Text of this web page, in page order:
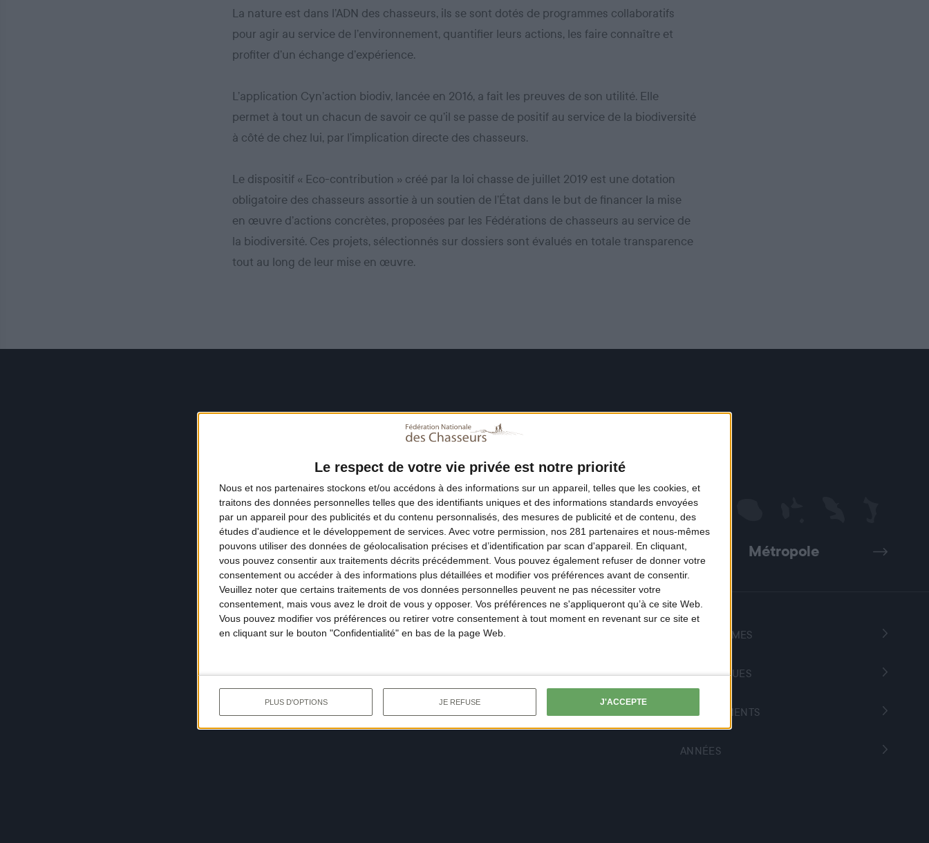
Le respect de votre vie privée est notre priorité
Nous et nos partenaires stockons et/ou accédons à des informations sur un appareil, telles que les cookies, et
traitons des données personnelles telles que des identifiants uniques et des informations standards envoyées
par un appareil pour des publicités et du contenu personnalisés, des mesures de publicité et de contenu, des
études d'audience et le développement de services. Avec votre permission, nos 281 partenaires et nous-mêmes
pouvons utiliser des données de géolocalisation précises et d’identification par scan d'appareil. En cliquant,
vous pouvez consentir aux traitements décrits précédemment. Vous pouvez également refuser de donner votre
consentement ou accéder à des informations plus détaillées et modifier vos préférences avant de consentir.
Veuillez noter que certains traitements de vos données personnelles peuvent ne pas nécessiter votre
consentement, mais vous avez le droit de vous y opposer. Vos préférences ne s'appliqueront qu’à ce site Web.
Vous pouvez modifier vos préférences ou retirer votre consentement à tout moment en revenant sur ce site et
en cliquant sur le bouton "Confidentialité" en bas de la page Web.
PLUS D'OPTIONS JE REFUSE J'ACCEPTE
La nature est dans l’ADN des chasseurs, ils se sont dotés de programmes collaboratifs
pour agir au service de l’environnement, quantifier leurs actions, les faire connaître et
profiter d’un échange d’expérience.
L’application Cyn’action biodiv, lancée en 2016, a fait les preuves de son utilité. Elle
permet à tout un chacun de savoir ce qu’il se passe de positif au service de la biodiversité
à côté de chez lui, par l’implication directe des chasseurs.
Le dispositif « Eco-contribution » créé par la loi chasse de juillet 2019 est une dotation
obligatoire des chasseurs assortie à un soutien de l’État dans le but de financer la mise
en œuvre d’actions concrètes, proposées par les Fédérations de chasseurs au service de
la biodiversité. Ces projets, sélectionnés sur dossiers sont évalués en totale transparence
tout au long de leur mise en œuvre.
Précédent Métropole Suivant
PROGRAMMES
THÉMATIQUES
DÉPARTEMENTS
ANNÉES